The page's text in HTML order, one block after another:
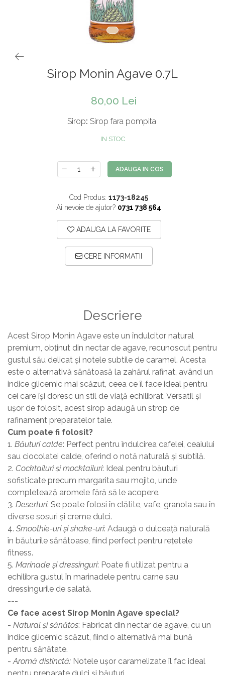
Sirop Monin Agave 0.7L
80,00 Lei
Sirop: Sirop fara pompita
IN STOC
ADAUGA IN COS
Cod Produs: 1173-18245
Ai nevoie de ajutor? 0731 738 564
ADAUGA LA FAVORITE
CERE INFORMATII
Descriere
Acest Sirop Monin Agave este un îndulcitor natural
premium, obținut din nectar de agave, recunoscut pentru
gustul său delicat și notele subtile de caramel. Acesta
este o alternativă sănătoasă la zahărul rafinat, având un
indice glicemic mai scăzut, ceea ce îl face ideal pentru
cei care își doresc un stil de viață echilibrat. Versatil și
ușor de folosit, acest sirop adaugă un strop de
rafinament preparatelor tale.
Cum poate fi folosit?
1. Băuturi calde: Perfect pentru îndulcirea cafelei, ceaiului
sau ciocolatei calde, oferind o notă naturală și subtilă.
2. Cocktailuri și mocktailuri: Ideal pentru băuturi
sofisticate precum margarita sau mojito, unde
completează aromele fără să le acopere.
3. Deserturi: Se poate folosi în clătite, vafe, granola sau în
diverse sosuri și creme dulci.
4. Smoothie-uri și shake-uri: Adaugă o dulceață naturală
în băuturile sănătoase, fiind perfect pentru rețetele
fitness.
5. Marinade și dressinguri: Poate fi utilizat pentru a
echilibra gustul în marinadele pentru carne sau
dressingurile de salată.
---
Ce face acest Sirop Monin Agave special?
- Natural și sănătos: Fabricat din nectar de agave, cu un
indice glicemic scăzut, fiind o alternativă mai bună
pentru sănătate.
- Aromă distinctă: Notele ușor caramelizate îl fac ideal